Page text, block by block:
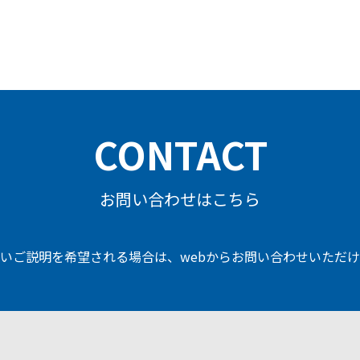
CONTACT
お問い合わせはこちら
ご説明を希望される場合は、 webからお問い合わせいただ